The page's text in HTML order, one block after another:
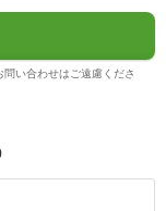
い合わせはご遠慮くださ